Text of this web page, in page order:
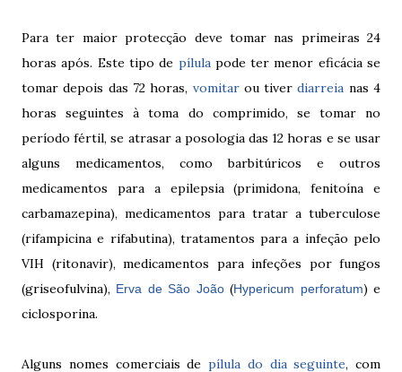
Para ter maior protecção deve tomar nas primeiras 24
horas após. Este tipo de pílulapode ter menor eficácia se
tomar depois das 72 horas, vomitarou tiverdiarreia nas 4
horas seguintes à toma do comprimido, se tomar no
período fértil, se atrasar a posologia das 12 horas e se usar
alguns medicamentos, comobarbitúricos e outros
medicamentos para a epilepsia (primidona, fenitoína e
carbamazepina), medicamentos para tratar a tuberculose
(rifampicina e rifabutina), tratamentos para a infeção pelo
VIH (ritonavir), medicamentos para infeções por fungos
(griseofulvina), Erva de São João(Hypericum perforatum) e
ciclosporina.
Alguns nomes comerciais de pílula do dia seguinte, com